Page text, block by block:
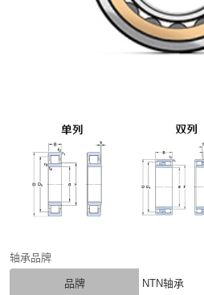
轴承品牌
品牌 NTN轴承